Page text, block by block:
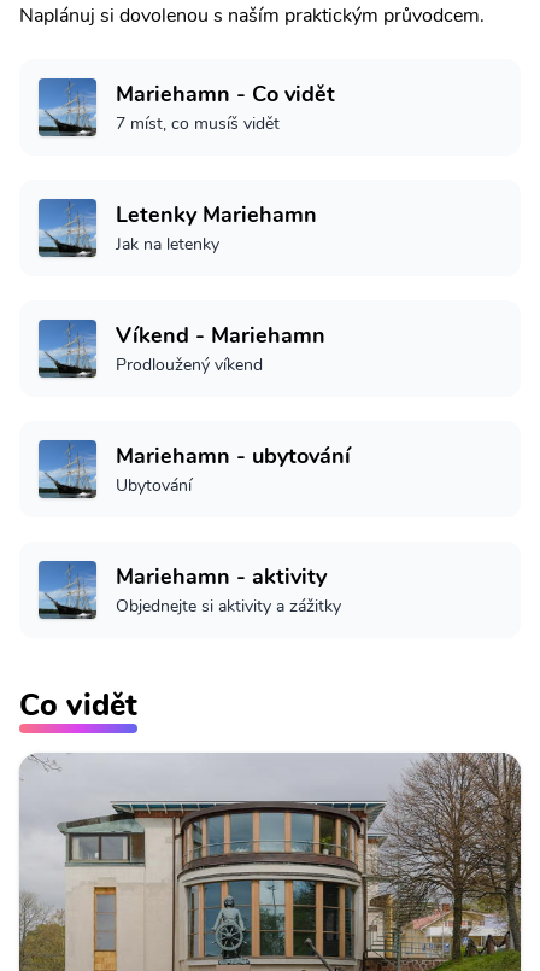
Naplánuj si dovolenou s naším praktickým průvodcem.
Mariehamn - Co vidět
7 míst, co musíš vidět
Letenky Mariehamn
Jak na letenky
Víkend - Mariehamn
Prodloužený víkend
Mariehamn - ubytování
Ubytování
Mariehamn - aktivity
Objednejte si aktivity a zážitky
Co vidět